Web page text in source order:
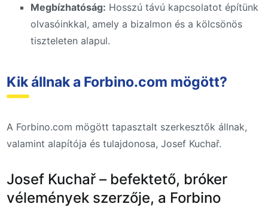
Megbízhatóság: Hosszú távú kapcsolatot építünk
olvasóinkkal, amely a bizalmon és a kölcsönös
tiszteleten alapul.
Kik állnak a Forbino.com mögött?
A Forbino.com mögött tapasztalt szerkesztők állnak,
valamint alapítója és tulajdonosa, Josef Kuchař.
Josef Kuchař – befektető, bróker
vélemények szerzője, a Forbino